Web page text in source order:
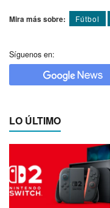
Mira más sobre: Fútbol
Síguenos en:
LO ÚLTIMO